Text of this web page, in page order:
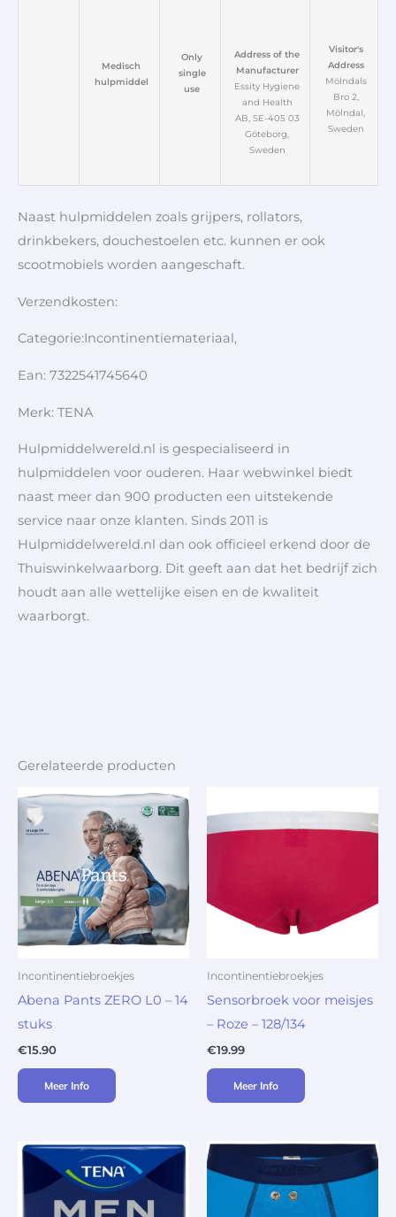
Medisch
hulpmiddel
Only
single
use
Address of the
Manufacturer
Essity Hygiene
and Health
AB, SE-405 03
Göteborg,
Sweden
Visitor's
Address
Mölndals
Bro 2,
Mölndal,
Sweden
Naast hulpmiddelen zoals grijpers, rollators,
drinkbekers, douchestoelen etc. kunnen er ook
scootmobiels worden aangeschaft.
Verzendkosten:
Categorie:Incontinentiemateriaal,
Ean: 7322541745640
Merk: TENA
Hulpmiddelwereld.nl is gespecialiseerd in
hulpmiddelen voor ouderen. Haar webwinkel biedt
naast meer dan 900 producten een uitstekende
service naar onze klanten. Sinds 2011 is
Hulpmiddelwereld.nl dan ook officieel erkend door de
Thuiswinkelwaarborg. Dit geeft aan dat het bedrijf zich
houdt aan alle wettelijke eisen en de kwaliteit
waarborgt.
Gerelateerde producten
Incontinentiebroekjes
Abena Pants ZERO L0 – 14
stuks
€15.90
Meer Info
Incontinentiebroekjes
Sensorbroek voor meisjes
– Roze – 128/134
€19.99
Meer Info